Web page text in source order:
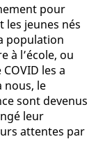
pour
les jeunes nés
population
à l’école, ou
les a
nous, le
sont devenus
leur
attentes par